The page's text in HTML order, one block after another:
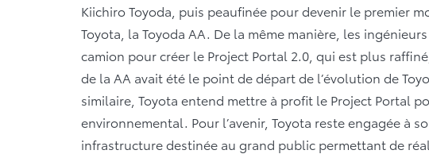
Kiichiro Toyoda, puis peaufinée pour devenir le premier
Toyota, la Toyoda AA. De la même manière, les
camion pour créer le Project Portal 2.0, qui est plus
de la AA avait été le point de départ de l’évolution de
similaire, Toyota entend mettre à profit le Project Portal
environnemental. Pour l’avenir, Toyota reste engagée à
infrastructure destinée au grand public permettant de